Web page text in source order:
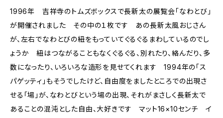
1996年 吉祥寺のトムズボックスで長新太の展覧会「なわとび」
が開催されました その中の１枚です あの長新太風おじさん
が、左右でなわとびの紐をもっていてぐるぐるまわしているのでし
ょうか 紐はつながることもなくぐるぐる、別れたり、絡んだり、多
数になったり、いろいろな造形を見せてくれます 1994年の「ス
パゲッティ」もそうでしたけど、自由度をましたところでの出現さ
せる「場」が、なわとびという場の出現、それがまさしく長新太で
あることの混沌とした自由、大好きです マット16×10センチ イ